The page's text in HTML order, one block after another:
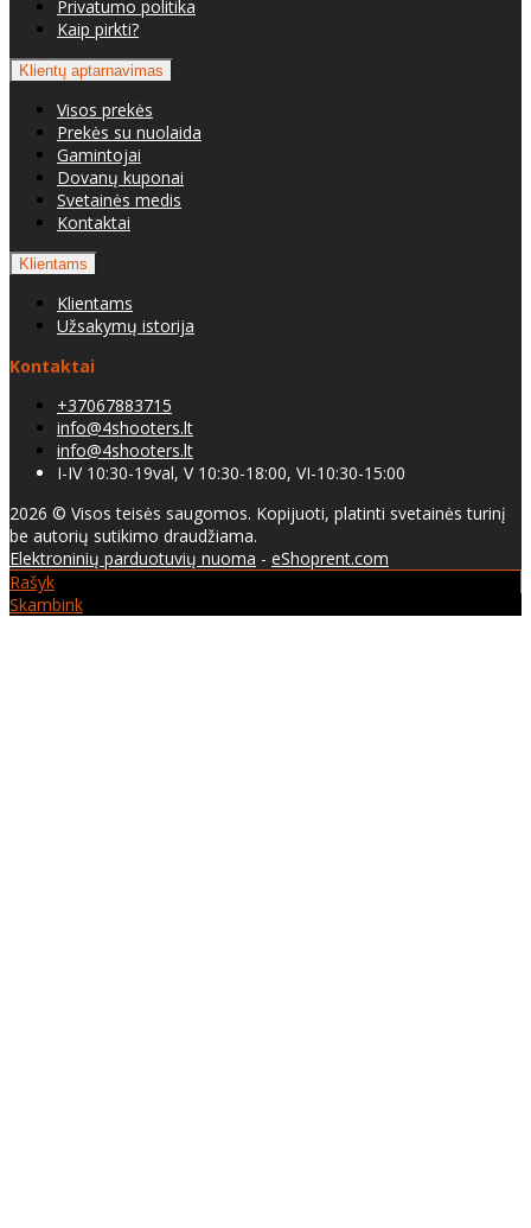
Privatumo politika
Kaip pirkti?
Klientų aptarnavimas
Visos prekės
Prekės su nuolaida
Gamintojai
Dovanų kuponai
Svetainės medis
Kontaktai
Klientams
Klientams
Užsakymų istorija
Kontaktai
+37067883715
info@4shooters.lt
info@4shooters.lt
I-IV 10:30-19val, V 10:30-18:00, VI-10:30-15:00
2026 © Visos teisės saugomos. Kopijuoti, platinti svetainės turinį
be autorių sutikimo draudžiama.
Elektroninių parduotuvių nuoma - eShoprent.com
Rašyk
Skambink